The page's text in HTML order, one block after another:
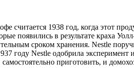
считается 1938 год, когда этот
появились в результате краха
сроком хранения. Nestle
году Nestlе одобрила
приготовить, и